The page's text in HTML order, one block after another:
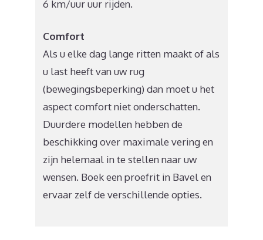
6 km/uur uur rijden.
Comfort
Als u elke dag lange ritten maakt of als
u last heeft van uw rug
(bewegingsbeperking) dan moet u het
aspect comfort niet onderschatten.
Duurdere modellen hebben de
beschikking over maximale vering en
zijn helemaal in te stellen naar uw
wensen. Boek een proefrit in Bavel en
ervaar zelf de verschillende opties.